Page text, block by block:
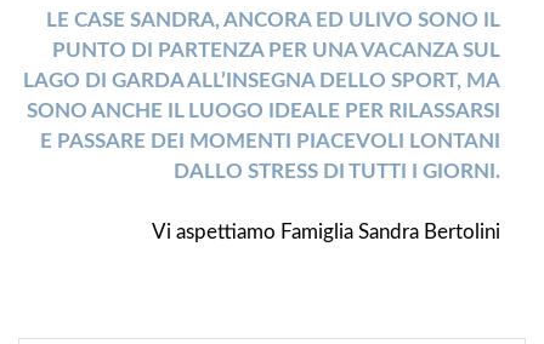
LE CASE SANDRA, ANCORA ED ULIVO SONO IL
PUNTO DI PARTENZA PER UNA VACANZA SUL
LAGO DI GARDA ALL’INSEGNA DELLO SPORT, MA
SONO ANCHE IL LUOGO IDEALE PER RILASSARSI
E PASSARE DEI MOMENTI PIACEVOLI LONTANI
DALLO STRESS DI TUTTI I GIORNI.
Vi aspettiamo Famiglia Sandra Bertolini